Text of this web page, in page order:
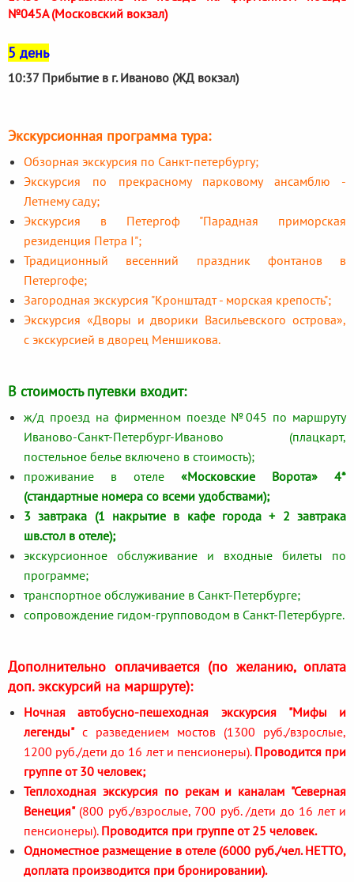
№045А (Московский вокзал)
5 день
10:37 Прибытие в г. Иваново (ЖД вокзал)
Экскурсионная программа тура:
Обзорная экскурсия по Санкт-петербургу;
Экскурсия по прекрасному парковому ансамблю -
Летнему саду;
Экскурсия в Петергоф "Парадная приморская
резиденция Петра I";
Традиционный весенний праздник фонтанов в
Петергофе;
Загородная экскурсия "Кронштадт - морская крепость";
Экскурсия «Дворы и дворики Васильевского острова»,
с экскурсией в дворец Меншикова.
В стоимость путевки входит:
ж/д проезд на фирменном поезде №045 по маршруту
Иваново-Санкт-Петербург-Иваново (плацкарт,
постельное белье включено в стоимость);
проживание в отеле «Московские Ворота» 4*
(стандартные номера со всеми удобствами);
3 завтрака (1 накрытие в кафе города + 2 завтрака
шв.стол в отеле);
экскурсионное обслуживание и входные билеты по
программе;
транспортное обслуживание в Санкт-Петербурге;
сопровождение гидом-групповодом в Санкт-Петербурге.
Дополнительно оплачивается (по желанию, оплата
доп. экскурсий на маршруте):
Ночная автобусно-пешеходная экскурсия
"Мифы и
легенды"с разведением мостов (1300 руб./взрослые,
1200 руб./дети до 16 лет и пенсионеры). Проводится при
группе от 30 человек;
Теплоходная экскурсия по рекам и каналам "Северная
Венеция"(800 руб./взрослые, 700 руб. /дети до 16 лет и
пенсионеры). Проводится при группе от 25 человек.
Одноместное размещение в отеле (6000 руб./чел. НЕТТО,
доплата производится при бронировании).